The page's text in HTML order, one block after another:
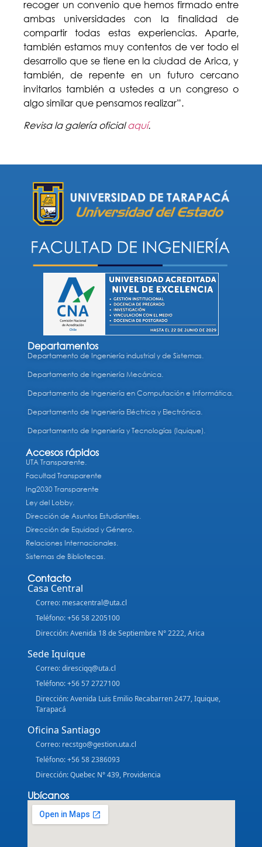
recoger un convenio que hemos firmado entre
ambas universidades con la finalidad de
compartir todas estas experiencias. Aparte,
también estamos muy contentos de ver todo el
desarrollo que se tiene en la ciudad de Arica, y
también, de repente en un futuro cercano
invitarlos también a ustedes a un congreso o
algo similar que pensamos realizar”.
Revisa la galería oficialaquí.
Departamentos
Departamento de Ingeniería industrial y de Sistemas.
Departamento de Ingeniería Mecánica.
Departamento de Ingeniería en Computación e Informática.
Departamento de Ingeniería Eléctrica y Electrónica.
Departamento de Ingeniería y Tecnologías (Iquique).
Accesos rápidos
UTA Transparente.
Facultad Transparente
Ing2030 Transparente
Ley del Lobby.
Dirección de Asuntos Estudiantiles.
Dirección de Equidad y Género.
Relaciones Internacionales.
Sistemas de Bibliotecas.
Contacto
Casa Central
Correo: mesacentral@uta.cl
Teléfono: +56 58 2205100
Dirección: Avenida 18 de Septiembre N° 2222, Arica
Sede Iquique
Correo: diresciqq@uta.cl
Teléfono: +56 57 2727100
Dirección: Avenida Luis Emilio Recabarren 2477, Iquique,
Tarapacá
Oficina Santiago
Correo: recstgo@gestion.uta.cl
Teléfono: +56 58 2386093
Dirección: Quebec N° 439, Providencia
Ubícanos